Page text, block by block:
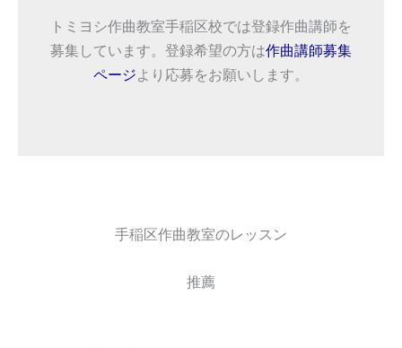
トミヨシ作曲教室手稲区校では登録作曲講師を
募集しています。登録希望の方は作曲講師募集
ページより応募をお願いします。
手稲区作曲教室のレッスン
推薦